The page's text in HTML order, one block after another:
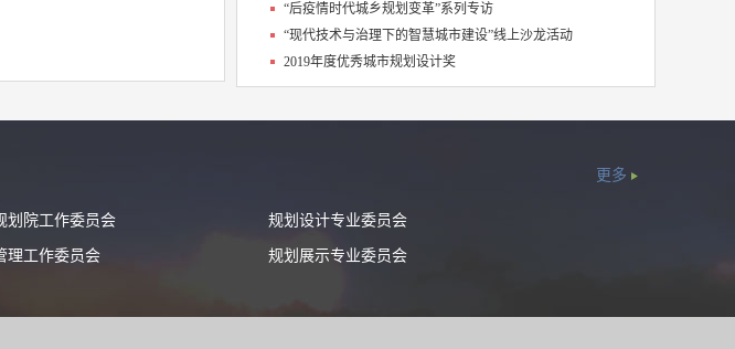
“后疫情时代城乡规划变革”系列专访
“现代技术与治理下的智慧城市建设”线上沙龙活动
2019年度优秀城市规划设计奖
更多
划院工作委员会 规划设计专业委员会
理工作委员会 规划展示专业委员会